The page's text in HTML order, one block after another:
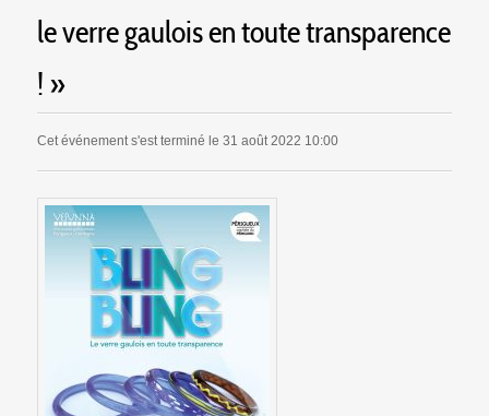
le verre gaulois en toute transparence
! »
Cet événement s'est terminé le 31 août 2022 10:00